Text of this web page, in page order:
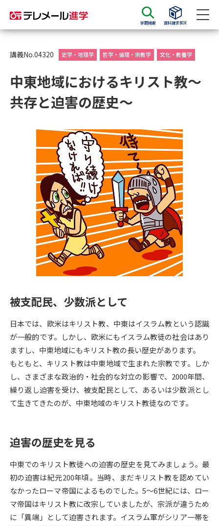
学問検索 資料請求BOX
資料請求 資料検索
大学・短大の資料種類から請求
総合型選抜・学校推薦型選抜 募
集要項＆願書
大学入学共通テスト利用選抜の
募集要項＆願書
大学・短大以外の資料から請求
専門学校の資料請求 大学院の資料請求
留学・進学関連、塾・予備校
大学入学共通テスト「受験案
内」の請求
大学入学共通テスト「受験上の
配慮案内」の請求
高等学校卒業程度認定試験
幼稚園教員資格認定試験 小学校教員資格認定試験
高等学校（情報）教員資格認定
試験
大学研究 大学検索
大学で学べる内容や特徴を調べる
データサイエンス特集 奨学金・特待生制度特集
デジタルパンフレット 進路の３択
新学年スタート号特集ページ
（高3生用）
新学年スタート号特集ページ
（高2生用）
講義No.04320 史学・地理学 哲学・倫理・宗教学 文化・教養学
中東地域におけるキリスト教～
共存と迫害の歴史～
被支配民、少数派として
日本では、欧米はキリスト教、中東はイスラム教という認識
が一般的です。しかし、欧米にもイスラム教徒の社会はあり
ますし、中東地域にもキリスト教の長い歴史があります。
もともと、キリスト教は中東地域で生まれた宗教です。しか
し、さまざまな政治的・社会的な対立の影響で、2000年間、
繰り返し迫害を受け、被支配民として、あるいは少数派とし
て生きてきたのが、中東地域のキリスト教徒なのです。
迫害の歴史を見る
中東でのキリスト教徒への迫害の歴史を見てみましょう。最
初の迫害は紀元200年頃。当時、まだキリスト教を認めてい
なかったローマ帝国によるものでした。5～6世紀には、ロー
マ帝国はキリスト教に改宗していましたが、宗派が違うため
に「異端」として迫害されます。イスラム軍がシリア一帯を